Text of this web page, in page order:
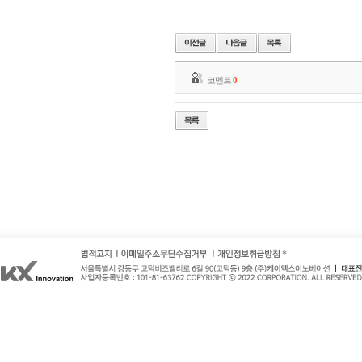
코멘트 0
*